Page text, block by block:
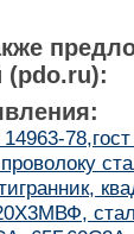
(pdo.ru):